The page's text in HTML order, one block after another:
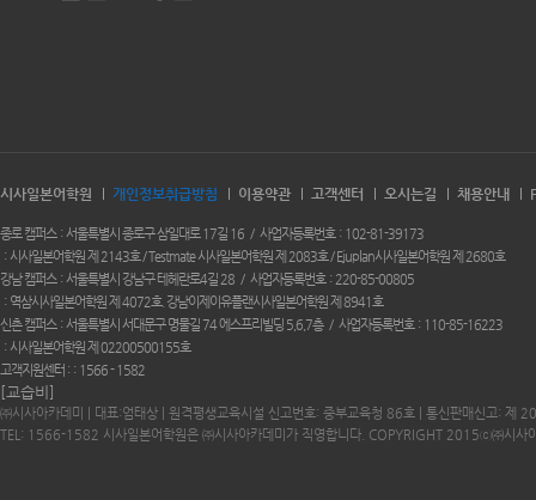
시사일본어학원 개인정보취급방침 이용약관 고객센터 오시는길 채용안내
종로 캠퍼스 서울특별시 종로구 삼일대로 17길 16 사업자등록번호
102-81-39173
시사일본어학원 제 2143호 / Testmate 시사일본어학원 제 2083호 / Ejuplan시사일본어학원 제 2680호
강남 캠퍼스
서울특별시 강남구 테헤란로4길 28 사업자등록번호
220-85-00805
역삼시사일본어학원 제 4072호. 강남이제이유플랜시사일본어학원 제 8941호
신촌 캠퍼스
서울특별시 서대문구 명물길 74 에스프리빌딩 5,6,7층 사업자등록번호
110-85-16223
시사일본어학원 제 02200500155호
고객지원센터 :
1566 - 1582
[교습비]
㈜시사아카데미 | 대표:엄태상 | 원격평생교육시설 신고번호: 중부교육청 86호 | 통신판매신고: 제
TEL: 1566-1582 시사일본어학원은 ㈜시사아카데미가 직영합니다. COPYRIGHT 2015ⓒ㈜시사